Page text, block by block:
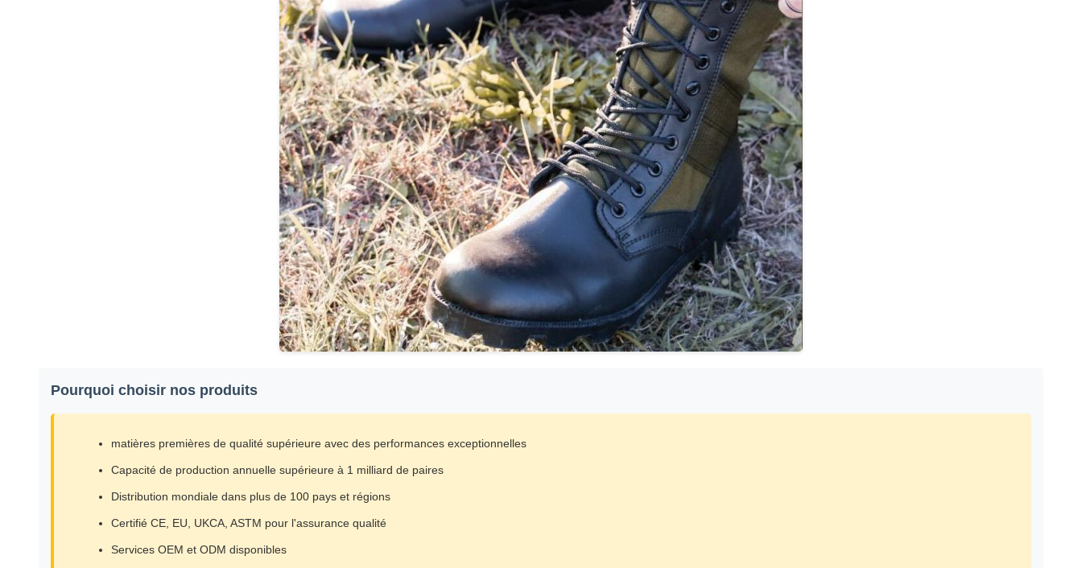
Pourquoi choisir nos produits
matières premières de qualité supérieure avec des performances exceptionnelles
Capacité de production annuelle supérieure à 1 milliard de paires
Distribution mondiale dans plus de 100 pays et régions
Certifié CE, EU, UKCA, ASTM pour l'assurance qualité
Services OEM et ODM disponibles